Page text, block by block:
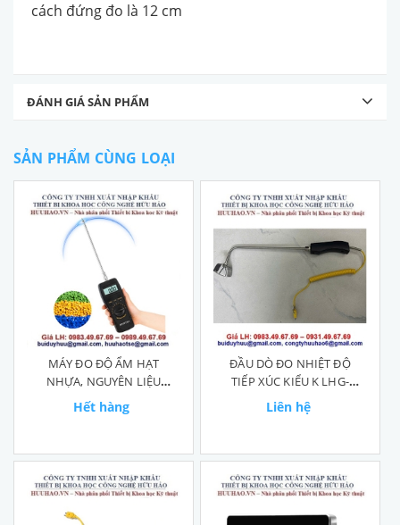
cách đứng đo là 12 cm
ĐÁNH GIÁ SẢN PHẨM
SẢN PHẨM CÙNG LOẠI
MÁY ĐO ĐỘ ẨM HẠT
NHỰA, NGUYÊN LIỆU
HÓA CHẤT JK-100C
Hết hàng
ĐẦU DÒ ĐO NHIỆT ĐỘ
TIẾP XÚC KIỂU K LHG-
600℃
Liên hệ